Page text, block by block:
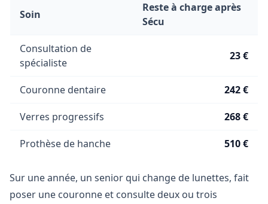
Soin
Reste à charge après
Sécu
Consultation de
spécialiste
23 €
Couronne dentaire 242 €
Verres progressifs 268 €
Prothèse de hanche 510 €
Sur une année, un senior qui change de lunettes, fait
poser une couronne et consulte deux ou trois